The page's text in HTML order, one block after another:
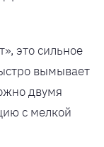
это сильное
вымывает
двумя
с мелкой